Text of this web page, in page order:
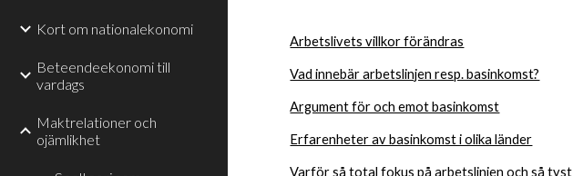
Kort om nationalekonomi
Beteendeekonomi till
vardags
Maktrelationer och
ojämlikhet
Arbetslivets villkor förändras
Vad innebär arbetslinjen resp. basinkomst?
Argument för och emot basinkomst
Erfarenheter av basinkomst i olika länder
Varför så total fokus på arbetslinjen och så